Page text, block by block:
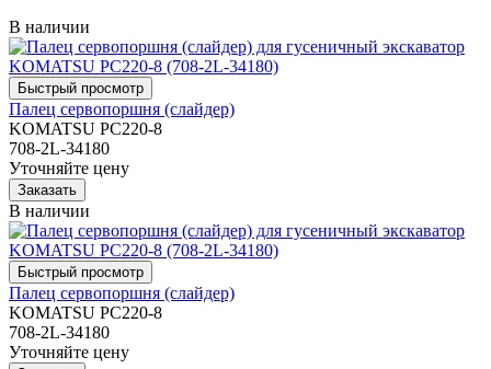
В наличии
Палец сервопоршня (слайдер)
KOMATSU PC220-8
708-2L-34180
Уточняйте цену
В наличии
Палец сервопоршня (слайдер)
KOMATSU PC220-8
708-2L-34180
Уточняйте цену